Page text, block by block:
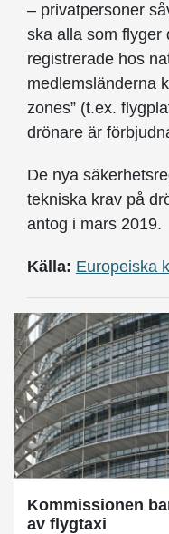
– privatpersoner
ska alla som flyger
registrerade hos
medlemsländerna
zones” (t.ex.
drönare är
De nya
tekniska krav på
antog i mars 2019.
Källa: Europeiska
Kommissionen
av flygtaxi